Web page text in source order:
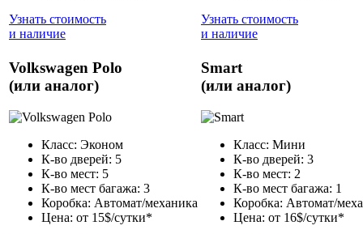
Узнать стоимость
и наличие
Узнать стоимость
и наличие
Volkswagen Polo
(или аналог)
Класс: Эконом
К-во дверей: 5
К-во мест: 5
К-во мест багажа: 3
Коробка: Автомат/механика
Цена: от 15$/сутки*
Smart
(или аналог)
Класс: Мини
К-во дверей: 3
К-во мест: 2
К-во мест багажа: 1
Коробка: Автомат/
Цена: от 16$/сутки*